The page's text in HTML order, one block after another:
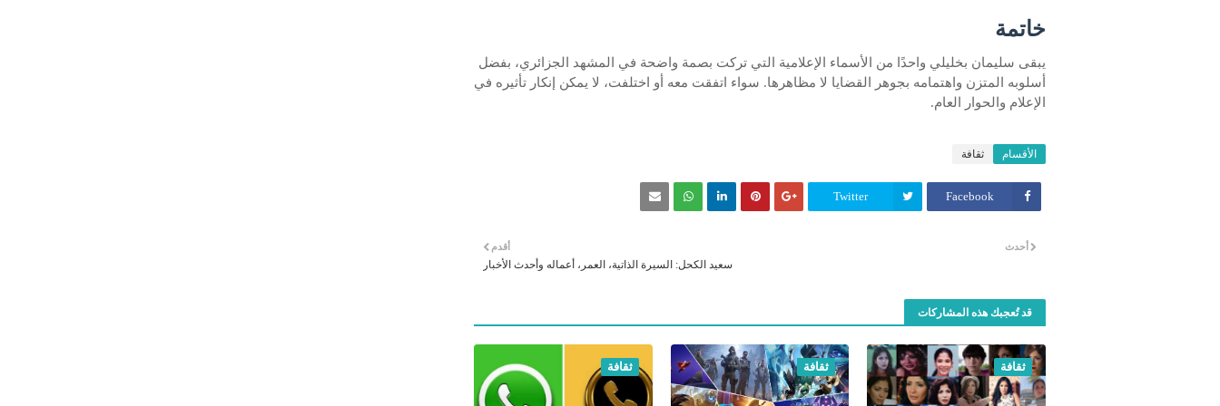
خاتمة
يبقى سليمان بخليلي واحدًا من الأسماء الإعلامية التي تركت بصمة واضحة في المشهد الجزائري، بفضل
أسلوبه المتزن واهتمامه بجوهر القضايا لا مظاهرها. سواء اتفقت معه أو اختلفت، لا يمكن إنكار تأثيره في
الإعلام والحوار العام.
الأقسام ثقافة
Facebook
Twitter
أحدث أقدم
سعيد الكحل: السيرة الذاتية، العمر، أعماله وأحدث الأخبار
قد تُعجبك هذه المشاركات
ثقافة ثقافة ثقافة